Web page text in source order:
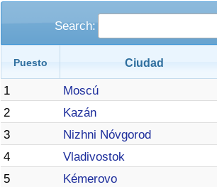
Search:
Puesto Ciudad
1 Moscú
2
Kazán
3
Nizhni Nóvgorod
4
Vladivostok
5
Kémerovo